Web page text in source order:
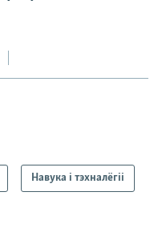
Навука і тэхналёгіі